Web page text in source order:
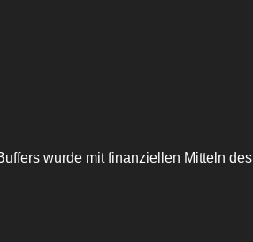
wurde mit finanziellen Mitteln des